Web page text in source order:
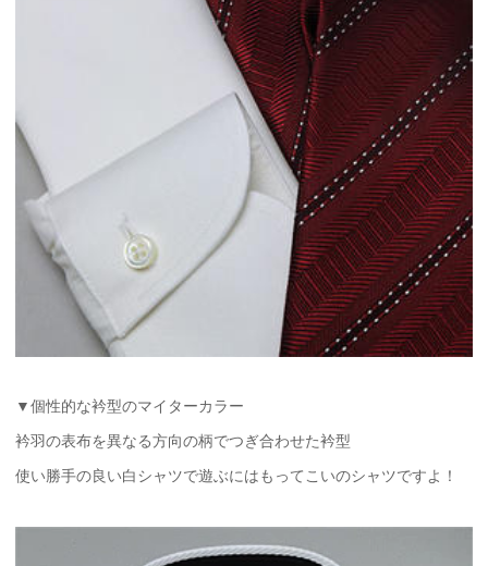
▼個性的な衿型のマイターカラー
衿羽の表布を異なる方向の柄でつぎ合わせた衿型
使い勝手の良い白シャツで遊ぶにはもってこいのシャツですよ！